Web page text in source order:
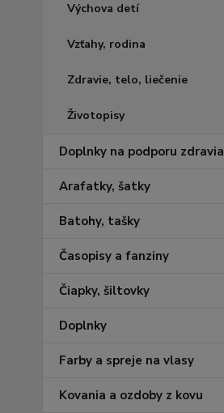
Výchova detí
Vzťahy, rodina
Zdravie, telo, liečenie
Životopisy
Doplnky na podporu zdravia
Arafatky, šatky
Batohy, tašky
Časopisy a fanziny
Čiapky, šiltovky
Doplnky
Farby a spreje na vlasy
Kovania a ozdoby z kovu